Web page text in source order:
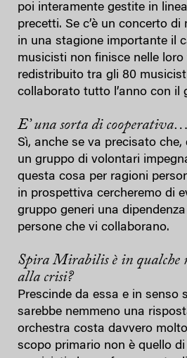
poi interamente gestite in
precetti. Se c’è un concerto
in una stagione importante il
musicisti non finisce nelle
redistribuito tra gli 80
collaborato tutto l’anno con il
E’ una sorta di cooperativa…
Sì, anche se va precisato
un gruppo di volontari
questa cosa per ragioni
in prospettiva cercheremo di
gruppo generi una
persone che vi collaborano.
Spira Mirabilis è in qualche
alla crisi?
Prescinde da essa e in senso
sarebbe nemmeno una
orchestra costa davvero
scopo primario non è quello